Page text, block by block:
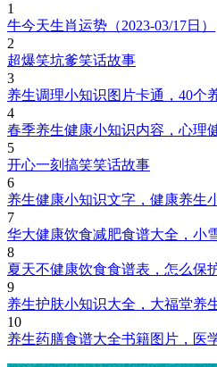
1
牛今天生肖运势（2023-03/17日）
2
超爆笑坑爹笑话故事
3
养生调理小知识图片卡通，40个
4
春季养生健康小知识内容，心理
5
开心一刻搞笑笑话故事
6
养生健康小知识文字，健康养生
7
华大健康饮食减肥食谱大全，小
8
夏天不健康饮食食谱表，怎么保
9
养生护肤小知识大全，大福堂养
10
养生药膳食谱大全书籍图片，医